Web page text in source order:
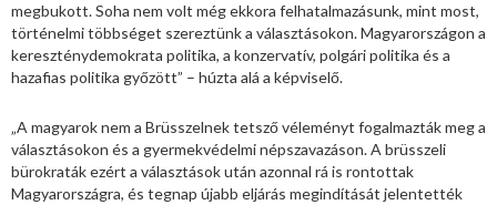
megbukott. Soha nem volt még ekkora felhatalmazásunk, mint most,
történelmi többséget szereztünk a választásokon. Magyarországon a
kereszténydemokrata politika, a konzervatív, polgári politika és a
hazafias politika győzött” – húzta alá a képviselő.
„A magyarok nem a Brüsszelnek tetsző véleményt fogalmazták meg a
választásokon és a gyermekvédelmi népszavazáson. A brüsszeli
bürokraták ezért a választások után azonnal rá is rontottak
Magyarországra, és tegnap újabb eljárás megindítását jelentették